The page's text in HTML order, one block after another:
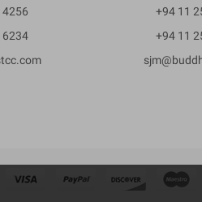
4256
6234
+94 11
+94 11